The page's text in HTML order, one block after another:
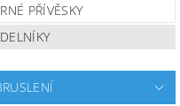
PŘÍVĚSKY